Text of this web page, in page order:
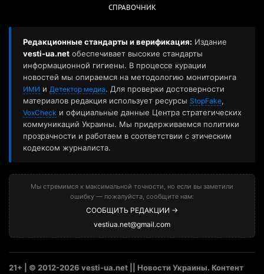
СПРАВОЧНИК
Редакционные стандарты и верификация: Издание
vesti-ua.net обеспечивает высокие стандарты
информационной гигиены. В процессе курации
новостей мы опираемся на методологию мониторинга
ИМИ и Детектор медиа. Для проверки достоверности
материалов редакция использует ресурсы StopFake,
VoxCheck и официальные данные Центра стратегических
коммуникаций Украины. Мы придерживаемся политики
прозрачности и работаем в соответствии с этическим
кодексом журналиста.
Мы стремимся к максимальной точности, но если вы заметили
ошибку — пожалуйста, сообщите нам:
СООБЩИТЬ РЕДАКЦИИ →
vestiua.net@gmail.com
21+ | © 2012-2026 vesti-ua.net || Новости Украины. Контент